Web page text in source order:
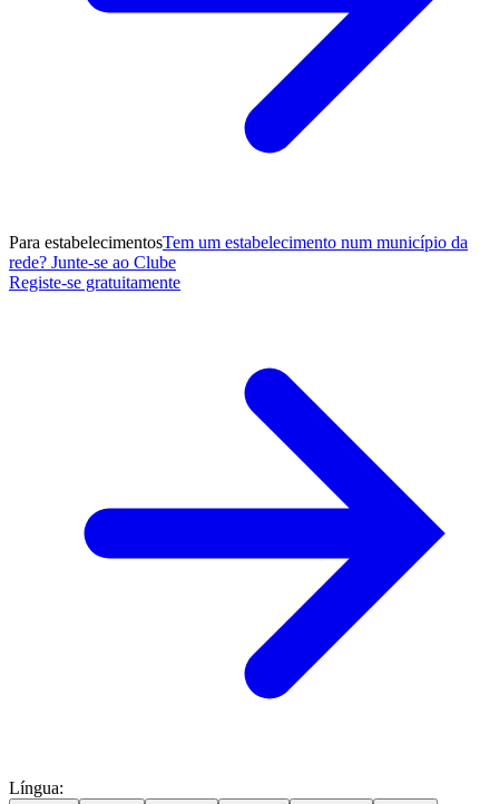
Para estabelecimentosTem um estabelecimento num município da
rede? Junte-se ao Clube
Registe-se gratuitamente
Língua: